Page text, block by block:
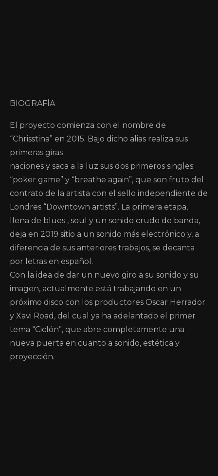
BIOGRAFÍA
El proyecto comienza con el nombre de
“Chrisstina” en 2015. Bajo dicho alias realiza sus
primeras giras
naciones y saca a la luz sus dos primeros singles:
“poker game” y “breathe again”, que son fruto del
contrato de la artista con el sello independiente de
Londres “Downtown artists”. La primera etapa,
llena de blues , soul y un sonido crudo de banda,
deja en 2019 sitio a un sonido más electrónico y, a
diferencia de sus anteriores trabajos, se decanta
por letras en español.
Con la idea de dar un nuevo giro a su sonido y su
imagen, actualmente está trabajando en un
próximo disco con los productores Oscar Herrador
y Xavi Road, del cual ya ha adelantado el primer
tema “Ciclón”, que abre completamente una
nueva puerta en cuanto a sonido, estética y
proyección.